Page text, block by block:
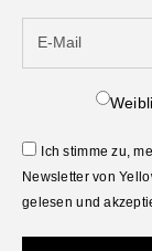
Ich stimme zu,
Newsletter von
gelesen und